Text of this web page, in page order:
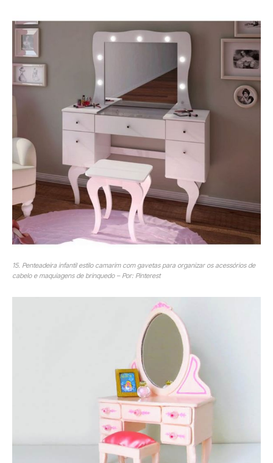
15. Penteadeira infantil estilo camarim com gavetas para organizar os acessórios de
cabelo e maquiagens de brinquedo – Por: Pinterest